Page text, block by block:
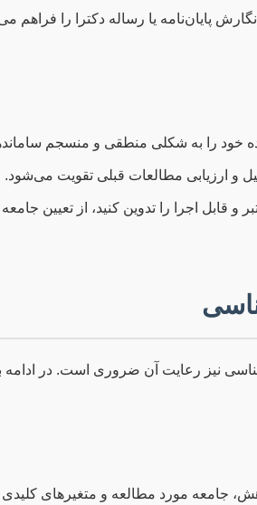
پایان‌نامه یا رساله دکترا را فراهم
خود را به شکلی منطقی و منسجم
و ارزیابی مطالعات قبلی تقویت می‌شود.
اجرا را تدوین کنید، از تعیین جامعه
نیز رعایت آن ضروری است. در
جامعه مورد مطالعه و متغیرهای کلیدی